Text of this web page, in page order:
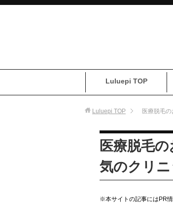
Luluepi TOP
Luluepi TOP 医療脱毛
医療脱毛
気のクリ
※本サイトの記事にはPR情